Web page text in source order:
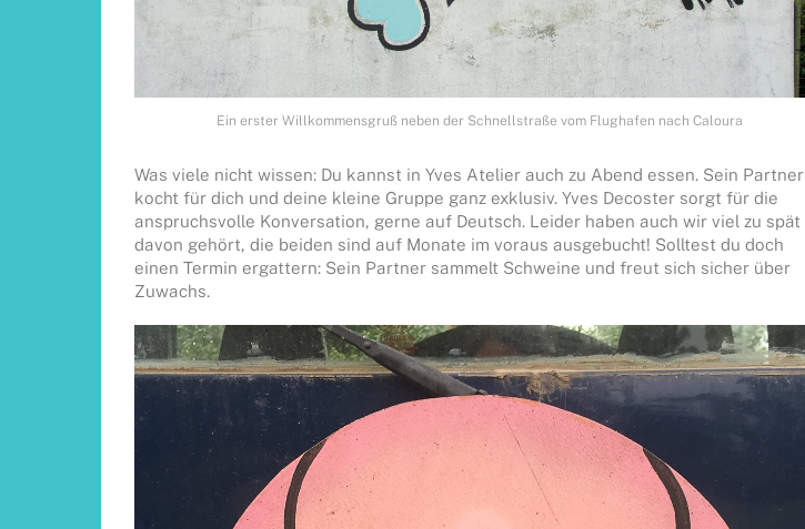
Ein erster Willkommensgruß neben der Schnellstraße vom Flughafen nach Caloura
Was viele nicht wissen: Du kannst in Yves Atelier auch zu Abend essen. Sein Partner
kocht für dich und deine kleine Gruppe ganz exklusiv. Yves Decoster sorgt für die
anspruchsvolle Konversation, gerne auf Deutsch. Leider haben auch wir viel zu spät
davon gehört, die beiden sind auf Monate im voraus ausgebucht! Solltest du doch
einen Termin ergattern: Sein Partner sammelt Schweine und freut sich sicher über
Zuwachs.